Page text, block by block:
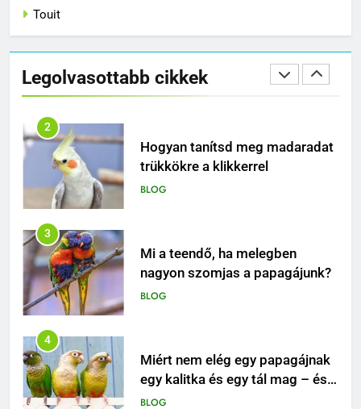
Touit
Legolvasottabb cikkek
Hogyan tanítsd meg madaradat
trükkökre a klikkerrel
BLOG
3
Mi a teendő, ha melegben
4
Miért nem elég egy papagájnak
egy kalitka és egy tál mag – és
mitől lesz igazán boldog ez a
5
Hogyan alakíts ki olyan napi
rutint, ami egyszerre